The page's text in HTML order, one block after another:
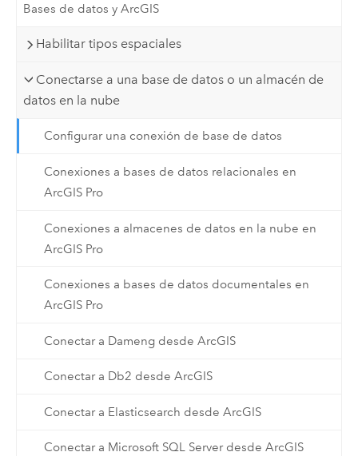
Bases de datos y ArcGIS
Habilitar tipos espaciales
Conectarse a una base de datos o un almacén de
datos en la nube
Configurar una conexión de base de datos
Conexiones a bases de datos relacionales en
ArcGIS Pro
Conexiones a almacenes de datos en la nube en
ArcGIS Pro
Conexiones a bases de datos documentales en
ArcGIS Pro
Conectar a Dameng desde ArcGIS
Conectar a Db2 desde ArcGIS
Conectar a Elasticsearch desde ArcGIS
Conectar a Microsoft SQL Server desde ArcGIS